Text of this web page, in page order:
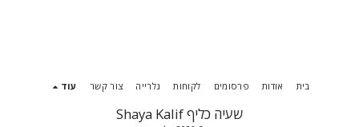
שעיה כליף Shaya Kalif
בית אודות פרסומים לקוחות גלרייה צור קשר עוד